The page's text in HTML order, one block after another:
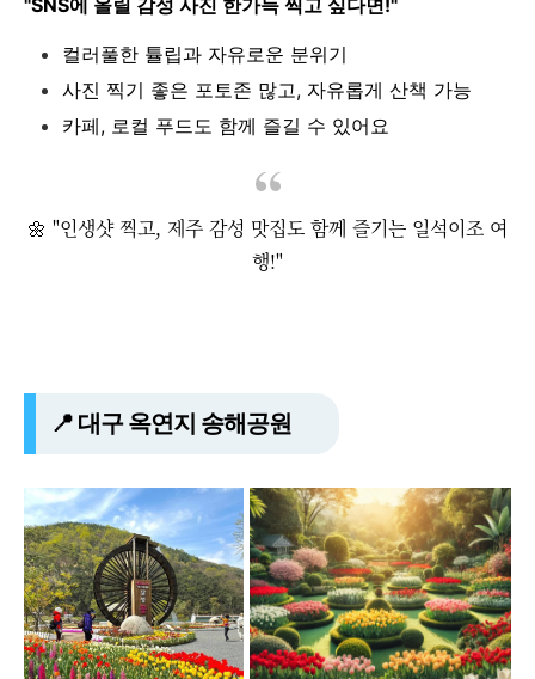
컬러풀한 튤립과 자유로운 분위기
사진 찍기 좋은 포토존 많고, 자유롭게 산책 가능
카페, 로컬 푸드도 함께 즐길 수 있어요
🌼 "인생샷 찍고, 제주 감성 맛집도 함께 즐기는 일석이조 여
행!"
📍 대구 옥연지 송해공원